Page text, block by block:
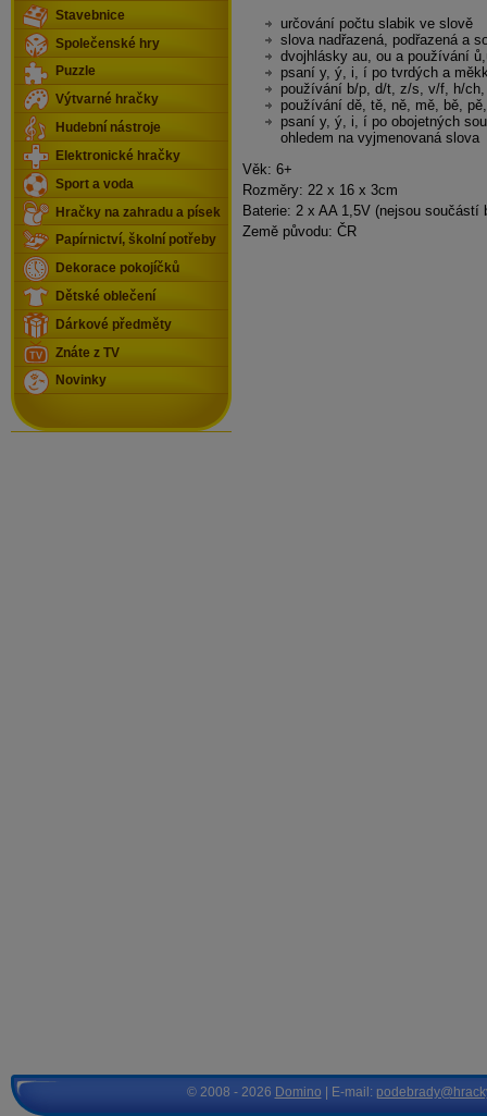
určování počtu slabik ve slově
slova nadřazená, podřazená a
dvojhlásky au, ou a používání
psaní y, ý, i, í po tvrdých a
používání b/p, d/t, z/s, v/f, h/
používání dě, tě, ně, mě, bě,
psaní y, ý, i, í po obojetných
ohledem na vyjmenovaná slova
Věk: 6+
Rozměry: 22 x 16 x 3cm
Baterie: 2 x AA 1,5V (nejsou součástí
Země původu: ČR
Stavebnice
Společenské hry
Puzzle
Výtvarné hračky
Hudební nástroje
Elektronické hračky
Sport a voda
Hračky na zahradu a písek
Papírnictví, školní potřeby
Dekorace pokojíčků
Dětské oblečení
Dárkové předměty
Znáte z TV
Novinky
© 2008 - 2026 Domino | E-mail: